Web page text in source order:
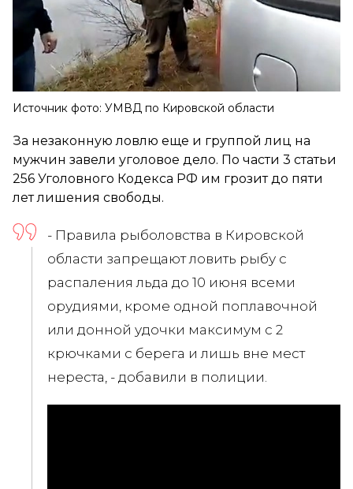
Источник фото: УМВД по Кировской области
За незаконную ловлю еще и группой лиц на
мужчин завели уголовое дело. По части 3 статьи
256 Уголовного Кодекса РФ им грозит до пяти
лет лишения свободы.
- Правила рыболовства в Кировской
области запрещают ловить рыбу с
распаления льда до 10 июня всеми
орудиями, кроме одной поплавочной
или донной удочки максимум с 2
крючками с берега и лишь вне мест
нереста, - добавили в полиции.